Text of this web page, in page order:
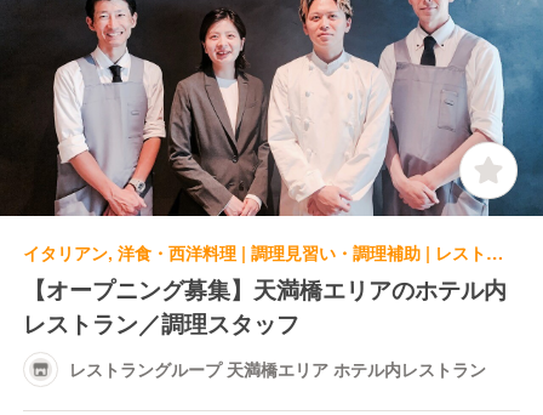
イタリアン, 洋食・西洋料理 | 調理見習い・調理補助 | レストラングループ 天満橋エリア ホテル内レストラン
【オープニング募集】天満橋エリアのホテル内
レストラン／調理スタッフ
レストラングループ 天満橋エリア ホテル内レストラン